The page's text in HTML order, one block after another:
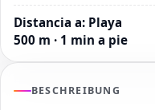
Distancia a: Playa
500 m · 1 min a pie
BESCHREIBUNG